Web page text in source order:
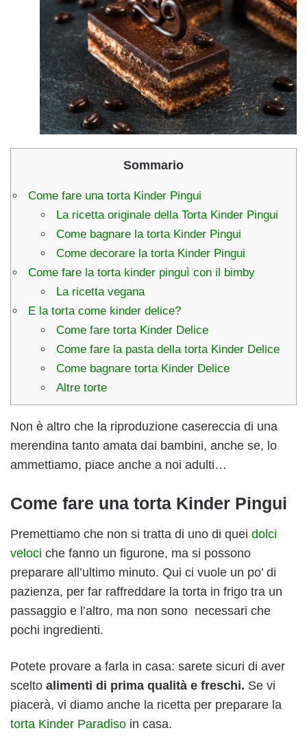
Sommario
Come fare una torta Kinder Pingui
La ricetta originale della Torta Kinder Pingui
Come bagnare la torta Kinder Pingui
Come decorare la torta Kinder Pingui
Come fare la torta kinder pinguì con il bimby
La ricetta vegana
E la torta come kinder delice?
Come fare torta Kinder Delice
Come fare la pasta della torta Kinder Delice
Come bagnare torta Kinder Delice
Altre torte
Non è altro che la riproduzione casereccia di una
merendina tanto amata dai bambini, anche se, lo
ammettiamo, piace anche a noi adulti…
Come fare una torta Kinder Pingui
Premettiamo che non si tratta di uno di quei dolci
veloci che fanno un figurone, ma si possono
preparare all’ultimo minuto. Qui ci vuole un po’ di
pazienza, per far raffreddare la torta in frigo tra un
passaggio e l’altro, ma non sono necessari che
pochi ingredienti.
Potete provare a farla in casa: sarete sicuri di aver
scelto alimenti di prima qualità e freschi. Se vi
piacerà, vi diamo anche la ricetta per preparare la
torta Kinder Paradiso in casa.